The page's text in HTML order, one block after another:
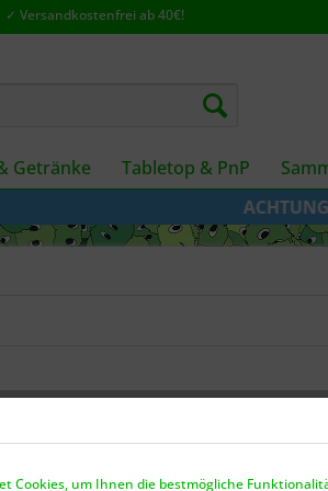
✓ Versandkostenfrei ab 40€!
Getränke Tabletop & PnP
ACHTUNG: Aufgrund
Cookies, um Ihnen die bestmögliche